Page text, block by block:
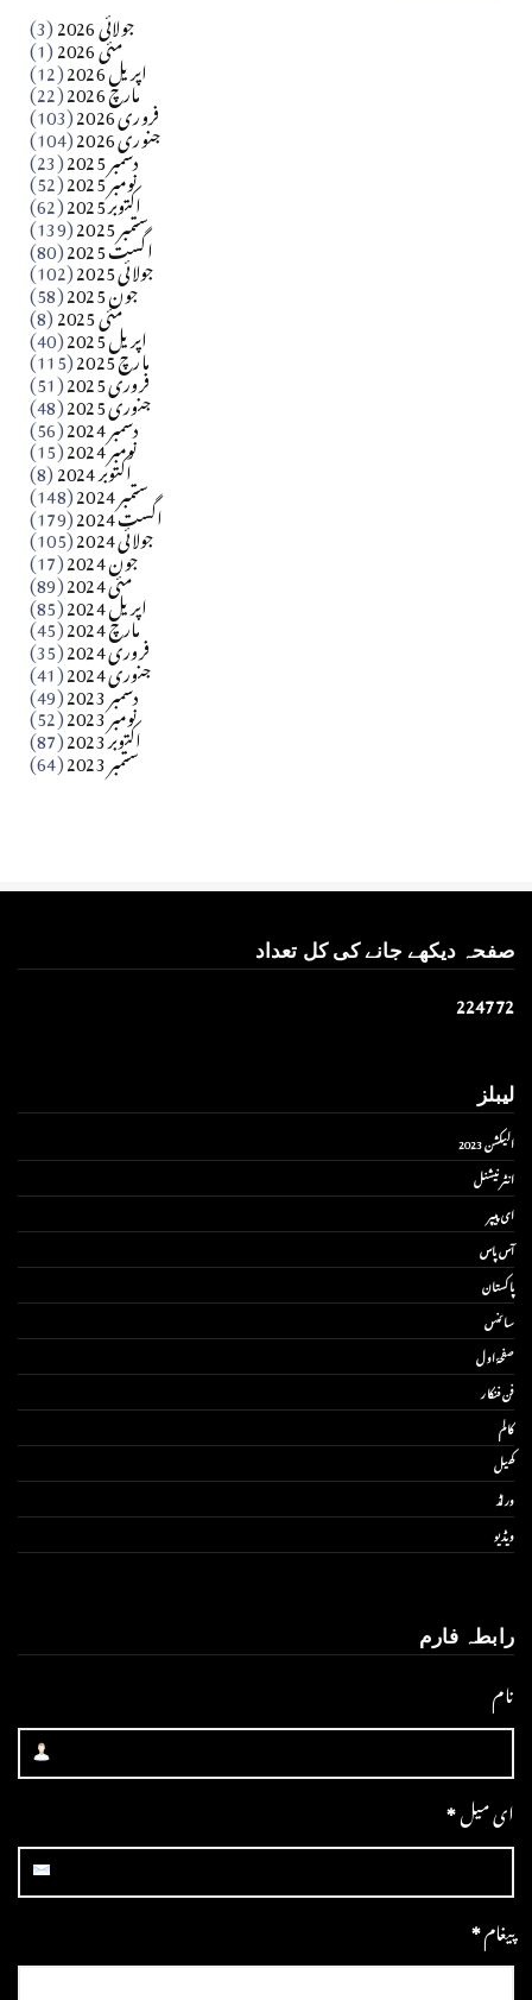
آزاد کشمیر جیسے احتجاج کی ضرورت ہے؟ از،،، ظہیرالدین
جولائی 2026 (3) مئی 2026 (1) اپریل 2026 (12) مارچ 2026 (22) فروری 2026 (103) جنوری 2026 (104) دسمبر 2025 (23) نومبر 2025 (52) اکتوبر 2025 (62) ستمبر 2025 (139) اگست 2025 (80) جولائی 2025 (102) جون 2025 (58) مئی 2025 (8) اپریل 2025 (40) مارچ 2025 (115) فروری 2025 (51) جنوری 2025 (48) دسمبر 2024 (56) نومبر 2024 (15) اکتوبر 2024 (8) ستمبر 2024 (148) اگست 2024 (179) جولائی 2024 (105) جون 2024 (17) مئی 2024 (89) اپریل 2024 (85) مارچ 2024 (45) فروری 2024 (35) جنوری 2024 (41) دسمبر 2023 (49) نومبر 2023 (52) اکتوبر 2023 (87) ستمبر 2023 (64)
صفحہ دیکھے جانے کی کل تعداد
224772
لیبلز
الیکشن 2023
انٹر نیشنل
ای پیپر
آس پاس
پاکستان
سائنس
صفحۂ اول
فن فنکار
کالم
کھیل
ورلڈ
ویڈیو
رابطہ فارم
نام
ای میل*
پیغام*